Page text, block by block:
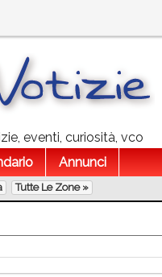
eventi, curiosità, vco
Annunci
Tutte Le Zone »